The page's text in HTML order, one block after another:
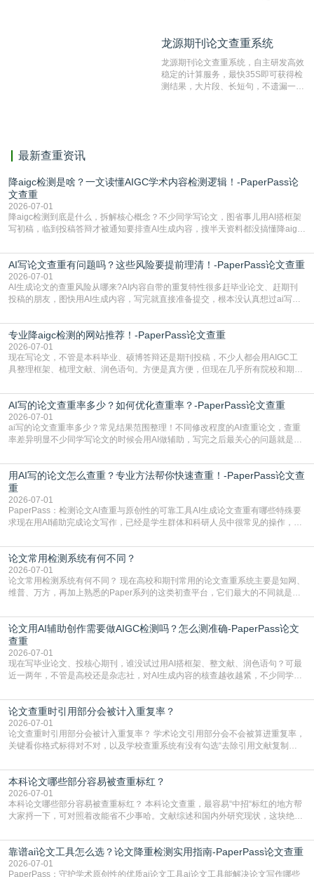
对，利用指纹索引快速而精准地在云检
有相似的片段，该项技术检测速度快、
准确率高，市场反映良好。
龙源期刊论文查重系统
龙源期刊论文查重系统，自主研发高效
稳定的计算服务，最快35S即可获得检
测结果，大片段、长短句，不遗漏一处
最新查重资讯
降aigc检测是啥？一文读懂AIGC学术内容检测逻辑！-PaperPass论
文查重
2026-07-01
降aigc检测到底是什么，拆解核心概念？不少同学写论文，图省事儿用AI搭框架
写初稿，临到投稿答辩才被通知要排查AI生成内容，搜半天资料都没搞懂降aigc
怕是已经入行的科研人员，不少人也搞不清降aigc检测是啥，对相关要求摸不
准。其实，降aigc检测是伴随AIGC工具在学术领域普及诞生的新需求，核心是为
了满足现在高校、期刊对AI生
AI写论文查重有问题吗？这些风险要提前理清！-PaperPass论文查重
2026-07-01
AI生成论文的查重风险从哪来?AI内容自带的重复特性很多赶毕业论文、赶期刊
投稿的朋友，图快用AI生成内容，写完就直接准备提交，根本没认真想过ai写论
自带不可忽视的查重风险。AI训练依赖海量公开的文本数据，生成内容本质是基
于训练数据的概率拼接，不是从零开始的原创创作。生成过程中，很容易复用已
有的高频公共表述，甚至直接拼接已经公开
专业降aigc检测的网站推荐！-PaperPass论文查重
2026-07-01
现在写论文，不管是本科毕业、硕博答辩还是期刊投稿，不少人都会用AIGC工
具整理框架、梳理文献、润色语句。方便是真方便，但现在几乎所有院校和期刊
五遍还是过不了预检测的大有人在，这时候，找到靠谱的降AIGC检测率的网
站，就能少走好多弯路。PaperPass：守护学术原创性的智能伙伴AIGC生成内
容的学术合规痛点去年帮一个本科师弟改
AI写的论文查重率多少？如何优化查重率？-PaperPass论文查重
2026-07-01
ai写的论文查重率多少？常见结果范围整理！不同修改程度的AI查重论文，查重
率差异明显不少同学写论文的时候会用AI做辅助，写完之后最关心的问题就是ai
实际情况和大家想的不太一样。AI训练依赖海量公开学术文献、网络内容，生成
内容本质是按照语义概率拼接已有内容，很容易和已发布的作品撞重复，甚至会
直接引用整段已有内容，所以查重率偏高是
用AI写的论文怎么查重？专业方法帮你快速查重！-PaperPass论文查
重
2026-07-01
PaperPass：检测论文AI查重与原创性的可靠工具AI生成论文查重有哪些特殊要
求现在用AI辅助完成论文写作，已经是学生群体和科研人员中很常见的操作，不
但很多人忽略了，AI生成的内容天生带有重复风险——训练AI的数据集本身就包
含大量已公开的学术内容、网络原创内容，AI输出内容时很容易无意识拼接出重
复片
论文常用检测系统有何不同？
2026-07-01
论文常用检测系统有何不同？ 现在高校和期刊常用的论文查重系统主要是知网、
维普、万方，再加上熟悉的Paper系列的这类初查平台，它们最大的不同就是数
查数值误导。知网（CNKI）是学校定稿检测的绝对主流。本科用PMLC，含大学
生联合比对库，能比历届学长论文，硕博用VIP/TMLC，含学术论文联合比对
库，期刊投稿用AMLMC/SML
论文用AI辅助创作需要做AIGC检测吗？怎么测准确-PaperPass论文
查重
2026-07-01
现在写毕业论文、投核心期刊，谁没试过用AI搭框架、整文献、润色语句？可最
近一两年，不管是高校还是杂志社，对AI生成内容的核查越收越紧，不少同学投
真的太亏。提前做AIGC检测，已经成了很多过来人交稿前必做的一步。为什么
AIGC检测成了论文答辩投稿前的必备项？可能还有不少人觉得，我就用AI搭了个
框架，内容都是自己写的，至于做AIG
论文查重时引用部分会被计入重复率？
2026-07-01
论文查重时引用部分会被计入重复率？ 学术论文引用部分会不会被算进重复率，
关键看你格式标得对不对，以及学校查重系统有没有勾选“去除引用文献复制
独占一行，每条文献用[1][2]方括号编号、与正文一一对应，著录项符合GB/T
7714（作者、题名、刊名、年、卷期、页码齐全，标点用半角）；查重系统识别
成功后通常把这段标为引用，
本科论文哪些部分容易被查重标红？
2026-07-01
本科论文哪些部分容易被查重标红？ 本科论文查重，最容易“中招“标红的地方帮
大家捋一下，可对照着改能省不少事哈。文献综述和国内外研究现状，这块绝对
乎一模一样的话，你要是直接复制百度百科、教材或别人写好的综述段落，系统
一抓一个准，整段飘红。研究背景、意义和方法描述也是不可避免，比如“本文采
用问卷调查法““运用SPSS软件进行数据分
靠谱ai论文工具怎么选？论文降重检测实用指南-PaperPass论文查重
2026-07-01
PaperPass：守护学术原创性的优质ai论文工具ai论文工具能解决论文写作哪些